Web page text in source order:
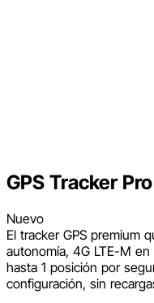
GPS Tracker
Nuevo
El tracker GPS premium
autonomía, 4G LTE-M
hasta 1 posición por
configuración, sin